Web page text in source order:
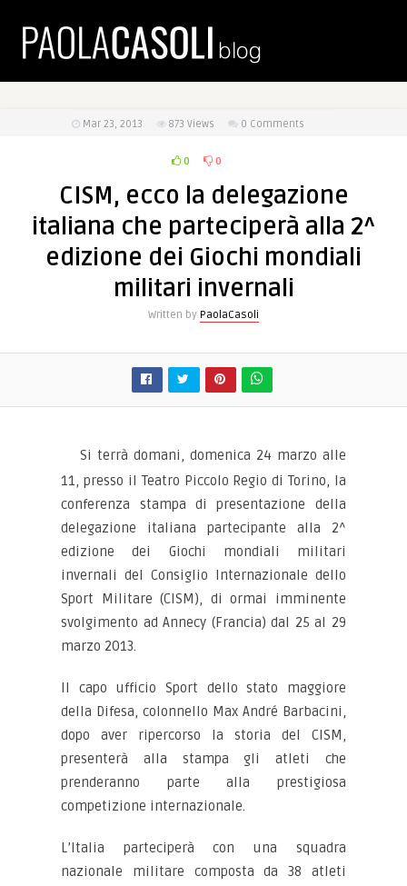
Mar 23, 2013 873 Views 0 Comments
0 0
CISM, ecco la delegazione
italiana che parteciperà alla 2^
edizione dei Giochi mondiali
militari invernali
Written by PaolaCasoli
Si terrà domani, domenica 24 marzo alle
11, presso il Teatro Piccolo Regio di Torino, la
conferenza stampa di presentazione della
delegazione italiana partecipante alla 2^
edizione dei Giochi mondiali militari
invernali del Consiglio Internazionale dello
Sport Militare (CISM), di ormai imminente
svolgimento ad Annecy (Francia) dal 25 al 29
marzo 2013.
Il capo ufficio Sport dello stato maggiore
della Difesa, colonnello Max André Barbacini,
dopo aver ripercorso la storia del CISM,
presenterà alla stampa gli atleti che
prenderanno parte alla prestigiosa
competizione internazionale.
L’Italia parteciperà con una squadra
nazionale militare composta da 38 atleti